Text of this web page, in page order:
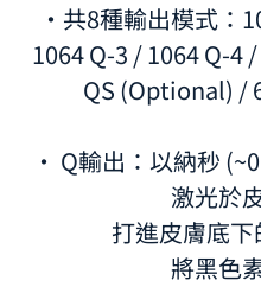
•共8種輸出模式：
1064 Q-3 / 1064 Q-4
QS (Optional) /
· Q輸出：以納秒
激光於
打進皮膚底下
將黑色